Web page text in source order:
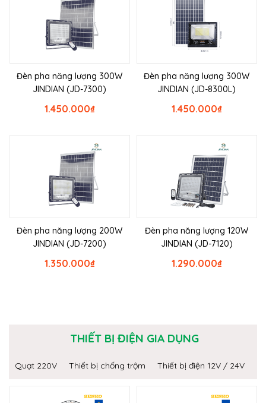
Đèn pha năng lượng 300W
JINDIAN (JD-7300)
₫
1.450.000
Đèn pha năng lượng 300W
JINDIAN (JD-8300L)
₫
1.450.000
Đèn pha năng lượng 200W
JINDIAN (JD-7200)
₫
1.350.000
Đèn pha năng lượng 120W
JINDIAN (JD-7120)
₫
1.290.000
THIẾT BỊ ĐIỆN GIA DỤNG
Quạt 220V Thiết bị chống trộm Thiết bị điện 12V / 24V